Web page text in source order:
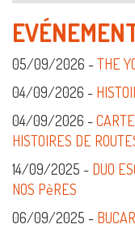
05/09/2026 -THE
04/09/2026 -
04/09/2026 -
HISTOIRES DE
14/09/2025 - DUO
NOS PèRES
06/09/2025 -